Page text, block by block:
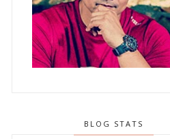
BLOG STATS